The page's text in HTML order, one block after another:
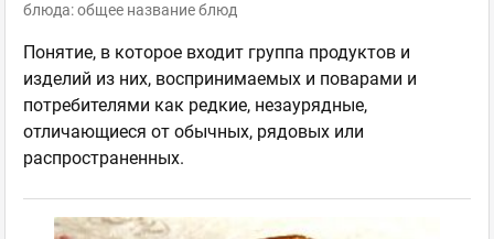
блюда: общее название блюд
Понятие, в которое входит группа продуктов и
изделий из них, воспринимаемых и поварами и
потребителями как редкие, незаурядные,
отличающиеся от обычных, рядовых или
распространенных.